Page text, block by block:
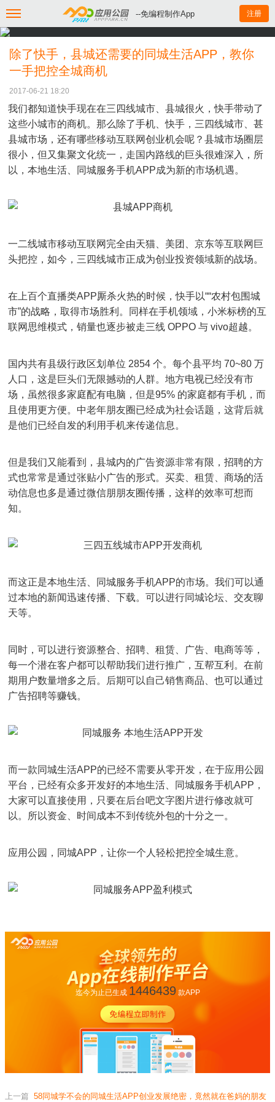
--免编程制作App 注册
除了快手，县城还需要的同城生活APP，教你
一手把控全城商机
2017-06-21 18:20
我们都知道快手现在在三四线城市、县城很火，快手带动了
这些小城市的商机。那么除了手机、快手，三四线城市、甚
县城市场，还有哪些移动互联网创业机会呢？县城市场圈层
很小，但又集聚文化统一，走国内路线的巨头很难深入，所
以，本地生活、同城服务手机APP成为新的市场机遇。
一二线城市移动互联网完全由天猫、美团、京东等互联网巨
头把控，如今，三四线城市正成为创业投资领域新的战场。
在上百个直播类APP厮杀火热的时候，快手以““农村包围城
市”的战略，取得市场胜利。同样在手机领域，小米标榜的互
联网思维模式，销量也逐步被走三线 OPPO 与 vivo超越。
国内共有县级行政区划单位 2854 个。每个县平均 70~80 万
人口，这是巨头们无限撼动的人群。地方电视已经没有市
场，虽然很多家庭配有电脑，但是95% 的家庭都有手机，而
且使用更方便。中老年朋友圈已经成为社会话题，这背后就
是他们已经自发的利用手机来传递信息。
但是我们又能看到，县城内的广告资源非常有限，招聘的方
式也常常是通过张贴小广告的形式。买卖、租赁、商场的活
动信息也多是通过微信朋朋友圈传播，这样的效率可想而
知。
而这正是本地生活、同城服务手机APP的市场。我们可以通
过本地的新闻迅速传播、下载。可以进行同城论坛、交友聊
天等。
同时，可以进行资源整合、招聘、租赁、广告、电商等等，
每一个潜在客户都可以帮助我们进行推广，互帮互利。在前
期用户数量增多之后。后期可以自己销售商品、也可以通过
广告招聘等赚钱。
而一款同城生活APP的已经不需要从零开发，在于应用公园
平台，已经有众多开发好的本地生活、同城服务手机APP，
大家可以直接使用，只要在后台吧文字图片进行修改就可
以。所以资金、时间成本不到传统外包的十分之一。
应用公园，同城APP，让你一个人轻松把控全城生意。
迄今为止已生成 1446439款APP
上一篇 58同城学不会的同城生活APP创业发展绝密，竟然就在爸妈的朋友